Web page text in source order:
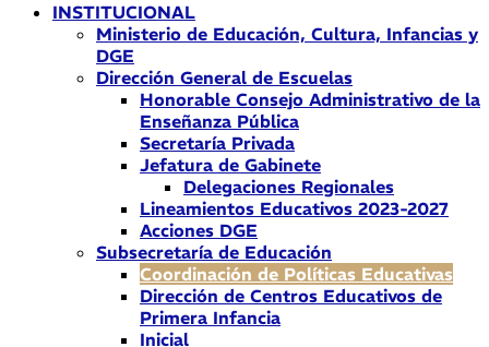
INSTITUCIONAL
Ministerio de Educación, Cultura, Infancias y
DGE
Dirección General de Escuelas
Honorable Consejo Administrativo de la
Enseñanza Pública
Secretaría Privada
Jefatura de Gabinete
Delegaciones Regionales
Lineamientos Educativos 2023-2027
Acciones DGE
Subsecretaría de Educación
Coordinación de Políticas Educativas
Dirección de Centros Educativos de
Primera Infancia
Inicial